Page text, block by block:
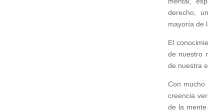
derecho,
mayoría de
El
de nuestro
de nuestra
Con
creencia
de la